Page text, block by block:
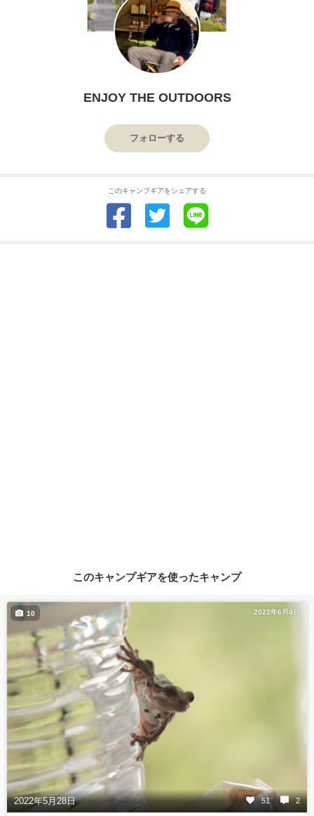
ENJOY THE OUTDOORS
フォローする
このキャンプギアをシェアする
このキャンプギアを使ったキャンプ
2022年6月4日
2022年5月28日 51 2
10